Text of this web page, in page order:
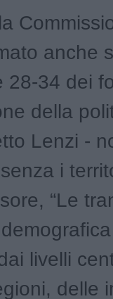
anche
28-34 dei
della
Lenzi -
i
“Le
livelli
delle